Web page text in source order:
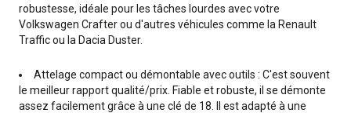
robustesse, idéale pour les tâches lourdes avec votre
Volkswagen Crafter ou d'autres véhicules comme la Renault
Traffic ou la Dacia Duster.
Attelage compact ou démontable avec outils : C'est souvent
le meilleur rapport qualité/prix. Fiable et robuste, il se démonte
assez facilement grâce à une clé de 18. Il est adapté à une